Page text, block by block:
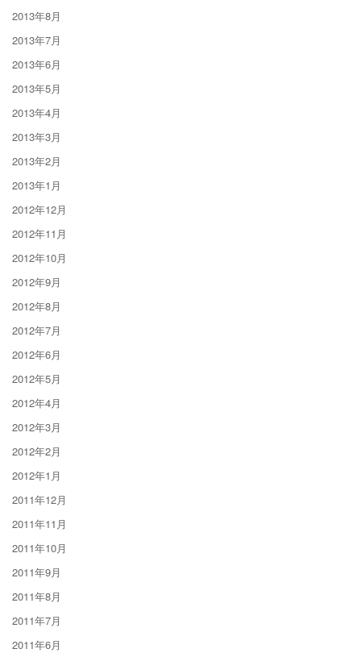
2013年8月
2013年7月
2013年6月
2013年5月
2013年4月
2013年3月
2013年2月
2013年1月
2012年12月
2012年11月
2012年10月
2012年9月
2012年8月
2012年7月
2012年6月
2012年5月
2012年4月
2012年3月
2012年2月
2012年1月
2011年12月
2011年11月
2011年10月
2011年9月
2011年8月
2011年7月
2011年6月